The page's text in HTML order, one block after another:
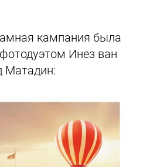
кампания была
Инез ван
Матадин: